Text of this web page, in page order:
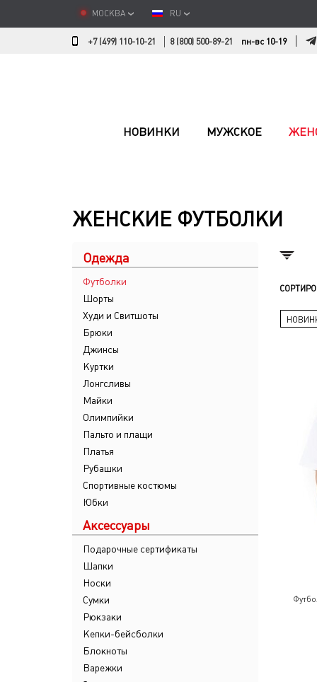
МОСКВА RU
+7 (499) 110-10-21 8 (800) 500-89-21 пн-вс 10-19
НОВИНКИ МУЖСКОЕ
ЖЕНСКИЕ ФУТБОЛКИ
Одежда
Футболки
Шорты
Худи и Свитшоты
Брюки
Джинсы
Куртки
Лонгсливы
Майки
Олимпийки
Пальто и плащи
Платья
Рубашки
Спортивные костюмы
Юбки
Аксессуары
Подарочные сертификаты
Шапки
Носки
Сумки
Рюкзаки
Кепки-бейсболки
Блокноты
Варежки